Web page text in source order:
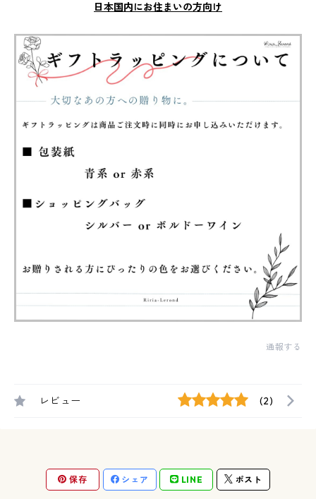
日本国内にお住まいの方向け
通報する
レビュー (2)
保存 シェア LINE ポスト